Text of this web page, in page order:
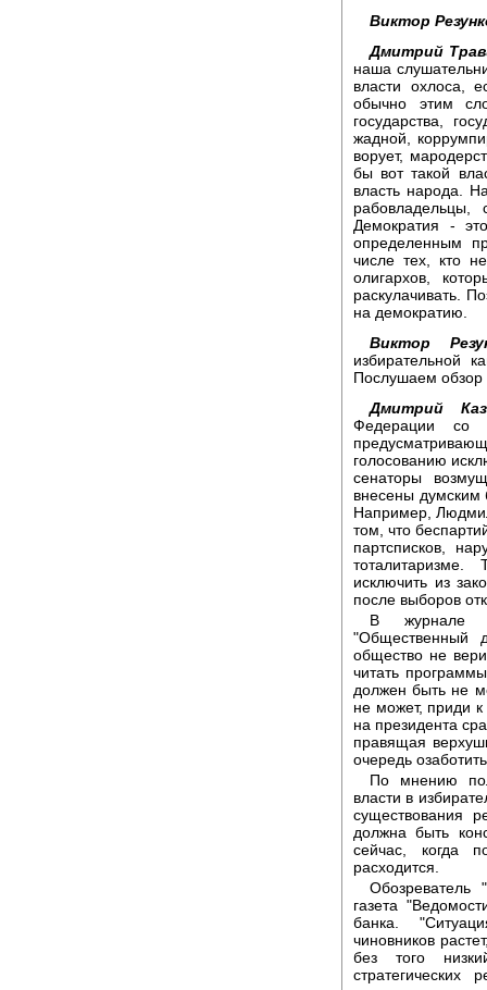
Виктор
Дмитрий
наша
власти охлоса,
обычно этим
государства,
жадной,
ворует,
бы вот такой
власть народа.
Демократия -
определенным
числе тех, кто
олигархов,
раскулачивать.
на демократию.
Виктор
избирательной
Послушаем обзор
Дмитрий
Федерации со
голосованию
сенаторы
внесены думским
Например,
том, что
партсписков,
исключить из
после выборов
В журнале
"Общественный
общество не
читать
должен быть не
не может, приди к
на президента
правящая
очередь
По мнению
власти в
существования
должна быть
сейчас, когда
расходится.
газета
банка.
чиновников
без того